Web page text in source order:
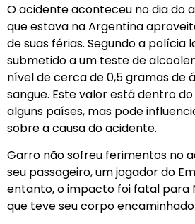
O acidente aconteceu no dia do
que estava na Argentina
de suas férias. Segundo a polícia
submetido a um teste de
nível de cerca de 0,5 gramas de
sangue. Este valor está dentro
alguns países, mas pode
sobre a causa do acidente.
Garro não sofreu ferimentos no
seu passageiro, um jogador do
entanto, o impacto foi fatal para
que teve seu corpo